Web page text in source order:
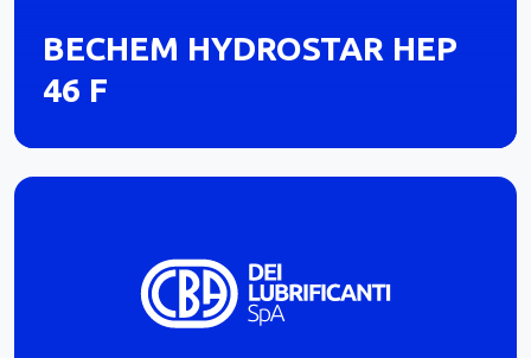
BECHEM HYDROSTAR HEP
46 F